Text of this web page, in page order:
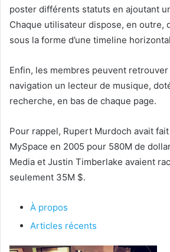
poster différents statuts en ajoutant
Chaque utilisateur dispose, en outre,
sous la forme d’une timeline
Enfin, les membres peuvent
navigation un lecteur de musique,
recherche, en bas de chaque page.
Pour rappel, Rupert Murdoch avait fait
MySpace en 2005 pour 580M de
Media et Justin Timberlake avaient
seulement 35M $.
À propos
Articles récents